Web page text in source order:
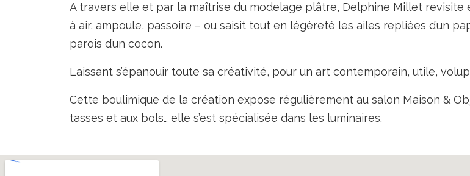
A travers elle et par la maîtrise du modelage plâtre, Delphine Millet
à air, ampoule, passoire – ou saisit tout en légèreté les ailes repliées d’un
parois d’un cocon.
Laissant s’épanouir toute sa créativité, pour un art contemporain, utile,
Cette boulimique de la création expose régulièrement au salon Maison &
tasses et aux bols… elle s’est spécialisée dans les luminaires.